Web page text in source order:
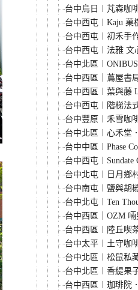
台中烏日︱芃森咖
台中西屯︱Kaju 菓
台中西屯︱初禾手
台中西屯︱法雅 文
台中北區
台中西區｜蔦屋書
台中西區︱葉與藤
台中西屯︱階梯法
台中豐原︱禾雪咖
台中北區︱心禾堂
台中中區︱Phase
台中西屯
台中北屯︱日月鄉
台中南屯︱鹽與胡
台中北屯︱Ten
台中西區｜OZM
台中西區︱陸丘喫
台中太平︱土守咖
台中北區︱松鼠私
台中北區︱香緹果
台中西區︱珈琲院